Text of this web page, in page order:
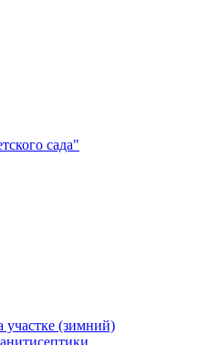
сада"
участке (зимний)